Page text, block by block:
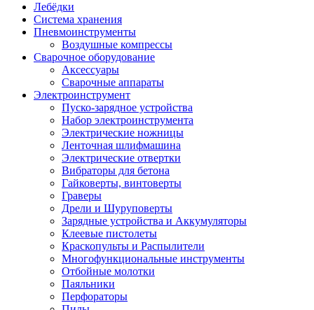
Лебёдки
Система хранения
Пневмоинструменты
Воздушные компрессы
Сварочное оборудование
Аксессуары
Сварочные аппараты
Электроинструмент
Пуско-зарядное устройства
Набор электроинструмента
Электрические ножницы
Ленточная шлифмашина
Электрические отвертки
Вибраторы для бетона
Гайковерты, винтоверты
Граверы
Дрели и Шуруповерты
Зарядные устройства и Аккумуляторы
Клеевые пистолеты
Краскопульты и Распылители
Многофункциональные инструменты
Отбойные молотки
Паяльники
Перфораторы